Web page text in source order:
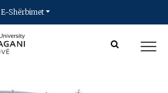
E-Shërbimet